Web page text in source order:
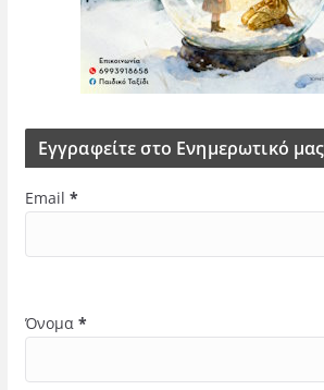
Εγγραφείτε στο Ενημερωτικό
Email *
Όνομα *